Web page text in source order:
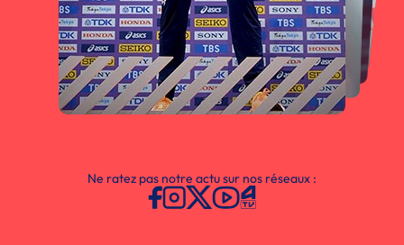
Ne ratez pas notre actu sur nos réseaux :